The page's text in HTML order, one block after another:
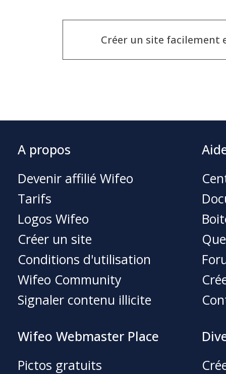
Créer un site
A propos
Devenir affilié Wifeo
Tarifs
Logos Wifeo
Créer un site
Conditions d'utilisation
Wifeo Community
Signaler contenu illicite
Wifeo Webmaster Place
Pictos gratuits